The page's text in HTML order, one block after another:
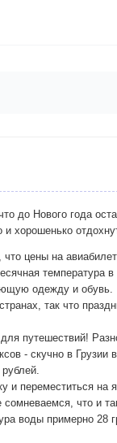
для добычи
покупки
совместных закупок
до Нового года
хорошенько
цены на
температура
одежду и обувь.
так что
путешествий!
- скучно в Грузии
рублей.
и переместиться на
что и
воды примерно 28